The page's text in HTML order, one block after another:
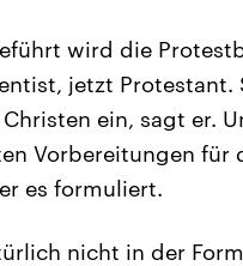
wird die
jetzt Protestant.
ein, sagt er.
Vorbereitungen für
es formuliert.
nicht in der